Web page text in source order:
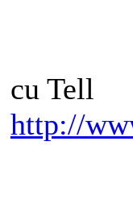
cu Tell
http://